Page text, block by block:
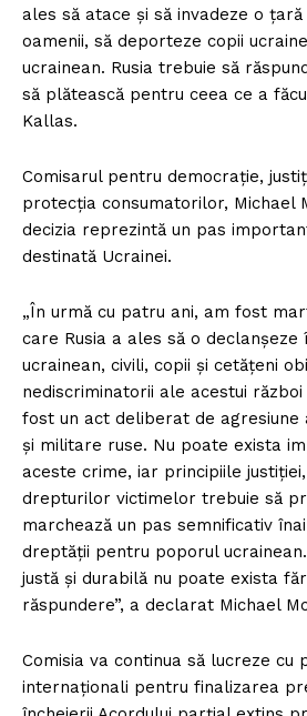
ales să atace și să invadeze o țară
oamenii, să deporteze copii
ucrainean. Rusia trebuie să
să plătească pentru ceea ce a
Kallas.
Comisarul pentru democrație,
protecția consumatorilor, Michael
decizia reprezintă un pas
destinată Ucrainei.
„În urmă cu patru ani, am fost
care Rusia a ales să o
ucrainean, civili, copii și cetățeni
nediscriminatorii ale acestui
fost un act deliberat de agresiune
și militare ruse. Nu poate exista
aceste crime, iar principiile
drepturilor victimelor trebuie să
marchează un pas semnificativ
dreptății pentru poporul
justă și durabilă nu poate exista
răspundere”, a declarat Michael
Comisia va continua să lucreze cu
internaționali pentru finalizarea